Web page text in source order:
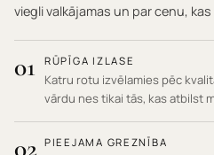
viegli valkājamas un par cenu,
01 RŪPĪGA IZLASE
Katru rotu izvēlamies pēc
vārdu nes tikai tās, kas atbilst
02 PIEEJAMA GREZNĪBA